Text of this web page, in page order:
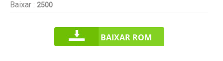
Baixar : 2500
BAIXAR ROM